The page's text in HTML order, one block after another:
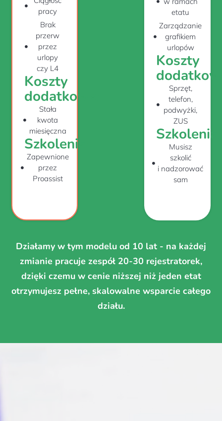
pracy
Brak
przerw
przez
urlopy
czy L4
Koszty
dodatkowe:
Stała
kwota
miesięczna
Szkolenia:
Zapewnione
przez
Proassist
etatu
Zarządzanie
grafikiem
urlopów
Koszty
Sprzęt,
telefon,
podwyżki,
ZUS
Szkolenia:
Musisz
szkolić
i nadzorować
sam
Działamy w tym modelu od 10 lat - na każdej
zmianie pracuje zespół 20-30 rejestratorek,
dzięki czemu w cenie niższej niż jeden etat
otrzymujesz pełne, skalowalne wsparcie całego
działu.